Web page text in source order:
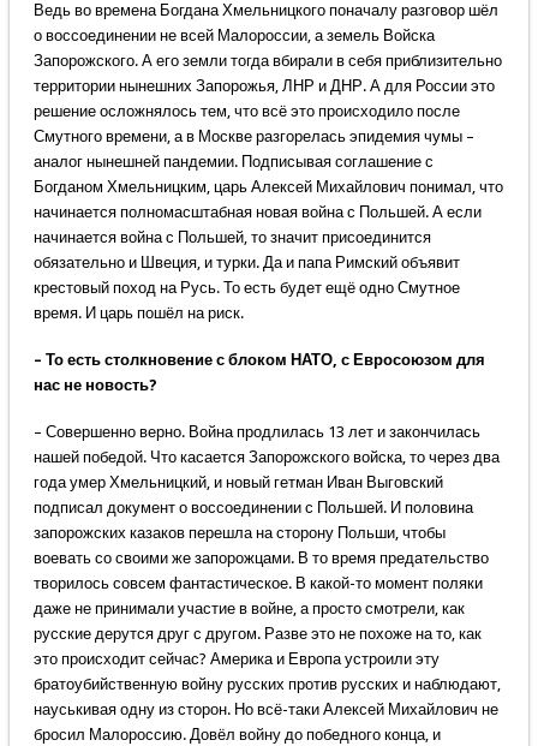
Ведь во времена Богдана Хмельницкого поначалу разговор шёл
о воссоединении не всей Малороссии, а земель Войска
Запорожского. А его земли тогда вбирали в себя приблизительно
территории нынешних Запорожья, ЛНР и ДНР. А для России это
решение осложнялось тем, что всё это происходило после
Смутного времени, а в Москве разгорелась эпидемия чумы –
аналог нынешней пандемии. Подписывая соглашение с
Богданом Хмельницким, царь Алексей Михайлович понимал, что
начинается полномасштабная новая война с Польшей. А если
начинается война с Польшей, то значит присоединится
обязательно и Швеция, и турки. Да и папа Римский объявит
крестовый поход на Русь. То есть будет ещё одно Смутное
время. И царь пошёл на риск.
– То есть столкновение с блоком НАТО, с Евросоюзом для
нас не новость?
– Совершенно верно. Война продлилась 13 лет и закончилась
нашей победой. Что касается Запорожского войска, то через два
года умер Хмельницкий, и новый гетман Иван Выговский
подписал документ о воссоединении с Польшей. И половина
запорожских казаков перешла на сторону Польши, чтобы
воевать со своими же запорожцами. В то время предательство
творилось совсем фантастическое. В какой-то момент поляки
даже не принимали участие в войне, а просто смотрели, как
русские дерутся друг с другом. Разве это не похоже на то, как
это происходит сейчас? Америка и Европа устроили эту
братоубийственную войну русских против русских и наблюдают,
науськивая одну из сторон. Но всё-таки Алексей Михайлович не
бросил Малороссию. Довёл войну до победного конца, и